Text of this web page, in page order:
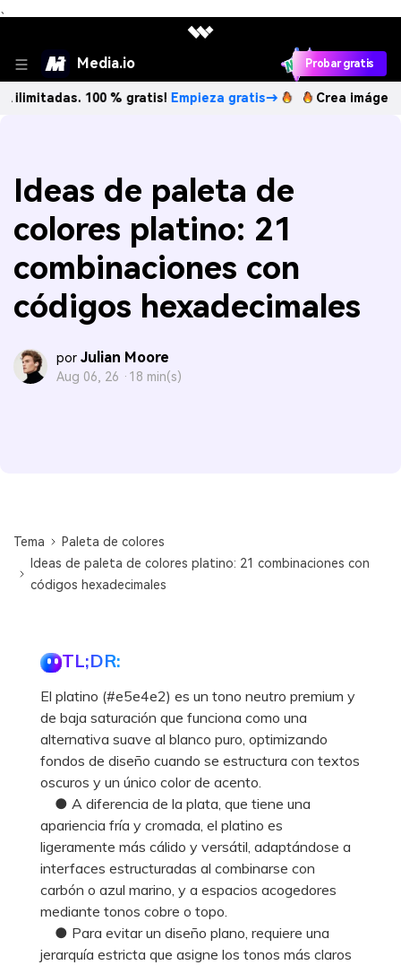
、
Media.io Probar gratis
100 % gratis!Empieza gratis→ Crea imágenes IA
Ideas de paleta de
colores platino: 21
combinaciones con
códigos hexadecimales
por Julian Moore
Aug 06, 26 · 18 min(s)
Tema
Paleta de colores
Ideas de paleta de colores platino: 21 combinaciones con
códigos hexadecimales
TL;DR:
El platino (#e5e4e2) es un tono neutro premium y
de baja saturación que funciona como una
alternativa suave al blanco puro, optimizando
fondos de diseño cuando se estructura con textos
oscuros y un único color de acento.
● A diferencia de la plata, que tiene una
apariencia fría y cromada, el platino es
ligeramente más cálido y versátil, adaptándose a
interfaces estructuradas al combinarse con
carbón o azul marino, y a espacios acogedores
mediante tonos cobre o topo.
● Para evitar un diseño plano, requiere una
jerarquía estricta que asigne los tonos más claros